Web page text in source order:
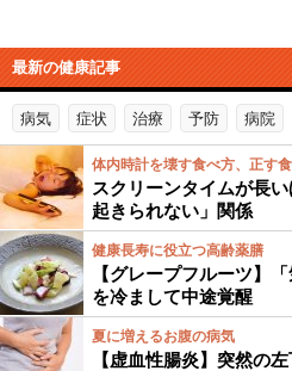
最新の健康記事
病気 症状 治療 予防 病院
体内時計を壊す食べ方、正す
スクリーンタイムが長
起きられない」関係
健康長寿に役立つ高齢薬膳
【グレープフルーツ】
を冷まして中途覚醒
夏に増えるお腹の病気
【虚血性腸炎】突然の